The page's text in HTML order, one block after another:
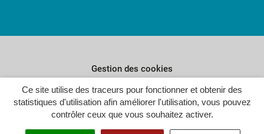
Ce site utilise des traceurs pour fonctionner et obtenir des
statistiques d'utilisation afin améliorer l'utilisation, vous pouvez
contrôler ceux que vous souhaitez activer.
Gestion des cookies
Plan du site
Politique de confidentialité